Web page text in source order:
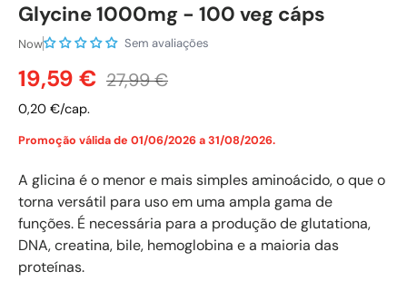
Glycine 1000mg - 100 veg cáps
Now Sem avaliações
Preço de venda
19,59 € Preço normal
27,99 €
0,20 €/cap.
Promoção válida de 01/06/2026 a 31/08/2026.
A glicina é o menor e mais simples aminoácido, o que o
torna versátil para uso em uma ampla gama de
funções. É necessária para a produção de glutationa,
DNA, creatina, bile, hemoglobina e a maioria das
proteínas.